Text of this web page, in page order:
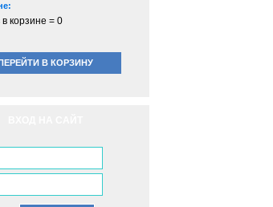
корзине = 0
В КОРЗИНУ